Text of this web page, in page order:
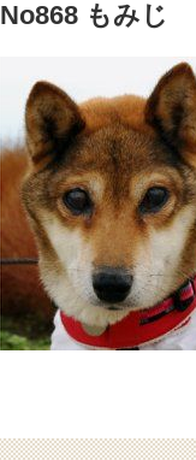
No868 もみじ